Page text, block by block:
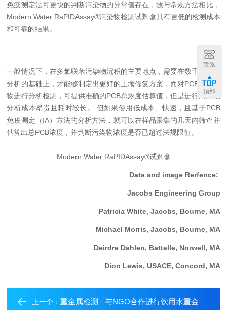
免疫测定法可更快的判断污染物的异常值存在，故与常规方法相比，
Modern Water RaPIDAssay®污染物检测试剂盒具有更低的检测成本
和可靠的结果。
一般情况下， 在多氯联苯污染物沉积的主要地点，需要在数千个样本
分析的基础上，才能够制定出更好的土壤修复方案，而对PCB的同系
物进行分析检测，可提供准确的PCB总浓度估算值，但是进行同系物
分析成本昂贵且耗时较长。 但如果使用低成本、快速，且基于PCB
免疫测定（IA）方法的分析方法，就可以在样品采集的几天内筛查并
估算出总PCB浓度，并判断污染物浓度是否已超过法规限值。
Modern Water RaPIDAssay®试剂盒
Data and image Rerfence:
Jacobs Engineering Group
Patricia White, Jacobs, Bourne, MA
Michael Morris, Jacobs, Bourne, MA
Deirdre Dahlen, Battelle, Norwell, MA
Dion Lewis, USACE, Concord, MA
上一个：重金属检测 - 与NGO合作进行饮用水重金属调研活动之金陵镇
联系
顶部